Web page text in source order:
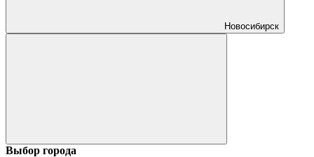
Новосибирск
Выбор города